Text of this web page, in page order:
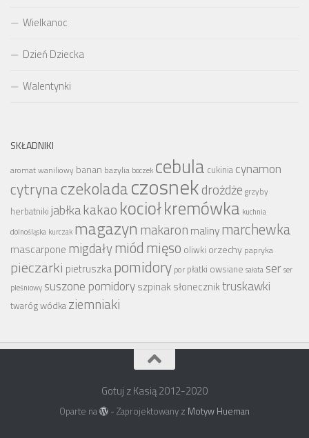
Wielkanoc
Dzień Dziecka
Walentynki
SKŁADNIKI
aromat waniliowy banan bazylia boczek cebula cukinia cynamon
cytrynaczekoladaczosnekdrożdże grzyby
herbatniki jabłkakakao kociołkremówka kuchnia
dolnośląska kurczak magazyn makaron malinymarchewka
mascarpone migdałymiódmięso oliwki orzechy papryka
pieczarki pietruszkapomidory por płatki owsiane sałata serser
pleśniowy suszone pomidoryszpinaksłoneczniktruskawki
twarógwódka ziemniaki
Gotuj z Kasią 2012-2020
Oparte na - Zaprojektowany z Motyw Hueman